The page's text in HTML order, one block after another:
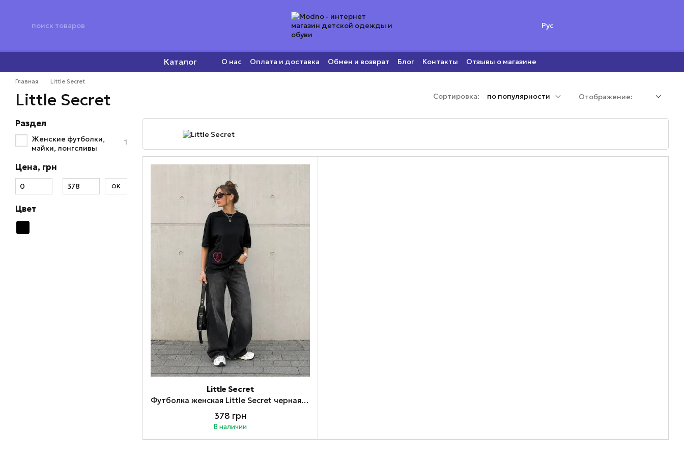
Рус
Каталог О нас Оплата и доставка Обмен и возврат Блог Контакты Отзывы о магазине
Главная Little Secret
Little Secret Сортировка: по популярности Отображение:
Little Secret
Футболка женская Little Secret черная Модно 206251
378 грн
В наличии
Раздел
Женские футболки,
майки, лонгсливы
1
Цена, грн
От Цена, грн
До Цена, грн OK
Цвет